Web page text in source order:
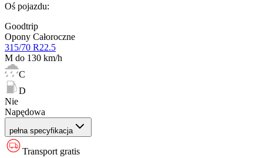
Oś pojazdu:
Goodtrip
Opony Całoroczne
315/70 R22.5
M do 130 km/h
C
D
Nie
Napędowa
pełna specyfikacja
Transport gratis